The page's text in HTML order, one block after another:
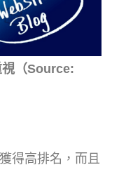
視（Source:
得高排名，而且